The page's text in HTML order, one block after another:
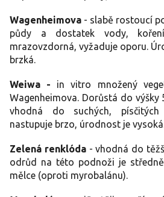
Wagenheimova - slabě rostoucí
půdy a dostatek vody,
mrazovzdorná, vyžaduje oporu.
brzká.
Weiwa - in vitro množený
Wagenheimova. Dorůstá do výšky
vhodná do suchých,
nastupuje brzo, úrodnost je vysoká.
Zelená renklóda- vhodná do
odrůd na této podnoži je
mělce (oproti myrobalánu).